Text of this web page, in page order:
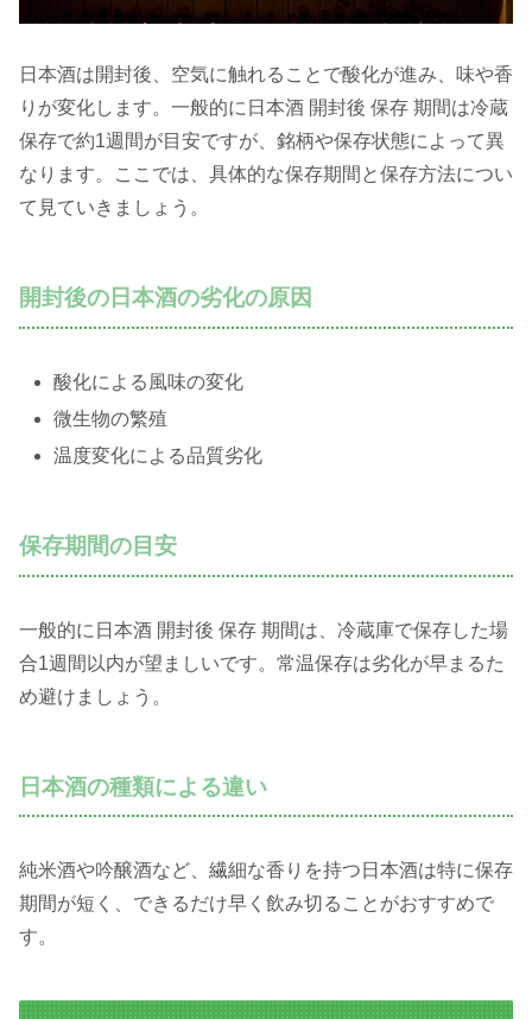
日本酒は開封後、空気に触れることで酸化が進み、味や香
りが変化します。一般的に日本酒 開封後 保存 期間は冷蔵
保存で約1週間が目安ですが、銘柄や保存状態によって異
なります。ここでは、具体的な保存期間と保存方法につい
て見ていきましょう。
開封後の日本酒の劣化の原因
酸化による風味の変化
微生物の繁殖
温度変化による品質劣化
保存期間の目安
一般的に日本酒 開封後 保存 期間は、冷蔵庫で保存した場
合1週間以内が望ましいです。常温保存は劣化が早まるた
め避けましょう。
日本酒の種類による違い
純米酒や吟醸酒など、繊細な香りを持つ日本酒は特に保存
期間が短く、できるだけ早く飲み切ることがおすすめで
す。